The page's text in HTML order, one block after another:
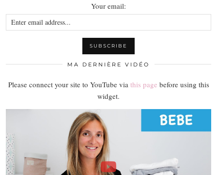
Your email:
MA DERNIÈRE VIDÉO
Please connect your site to YouTube via this page before using this
widget.